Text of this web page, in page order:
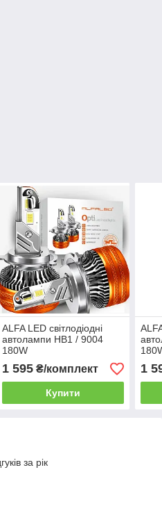
ALFA LED світлодіодні
автолампи HB1 / 9004
180W
1 595₴/комплект
Купити
1
за рік